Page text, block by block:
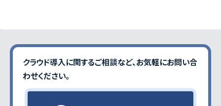
クラウド導入に関するご相談など、お気軽にお問い合
わせください｡